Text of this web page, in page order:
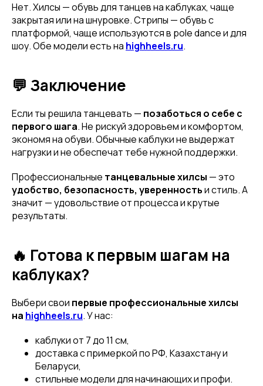
Отправить
Нажимая на кнопку, вы даете согласие на обработку своих
персональных данных согласно 152-ФЗ.Подробнее
Нет. Хилсы — обувь для танцев на каблуках, чаще
закрытая или на шнуровке. Стрипы — обувь с
платформой, чаще используются в pole dance и для
шоу. Обе модели есть на highheels.ru.
💬 Заключение
Если ты решила танцевать — позаботься о себе с
первого шага. Не рискуй здоровьем и комфортом,
экономя на обуви. Обычные каблуки не выдержат
нагрузки и не обеспечат тебе нужной поддержки.
Профессиональные танцевальные хилсы — это
удобство, безопасность, уверенностьи стиль. А
значит — удовольствие от процесса и крутые
результаты.
🔥 Готова к первым шагам на
каблуках?
Выбери свои первые профессиональные хилсы
на highheels.ru. У нас:
каблуки от 7 до 11 см,
доставка с примеркой по РФ, Казахстану и
Беларуси,
стильные модели для начинающих и профи.